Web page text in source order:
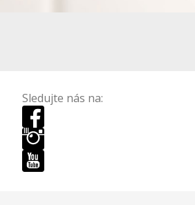
Sledujte nás na: